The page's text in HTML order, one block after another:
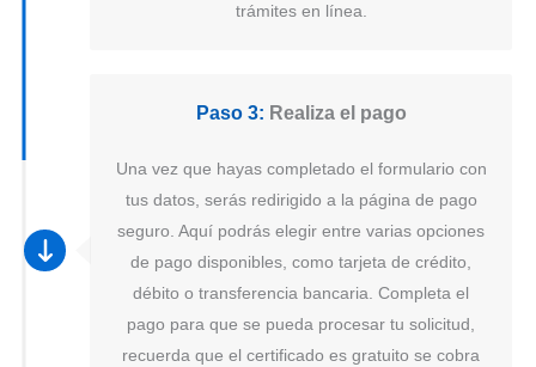
trámites en línea.
Paso 3: Realiza el pago
Una vez que hayas completado el formulario con
tus datos, serás redirigido a la página de pago
seguro. Aquí podrás elegir entre varias opciones
de pago disponibles, como tarjeta de crédito,
débito o transferencia bancaria. Completa el
pago para que se pueda procesar tu solicitud,
recuerda que el certificado es gratuito se cobra